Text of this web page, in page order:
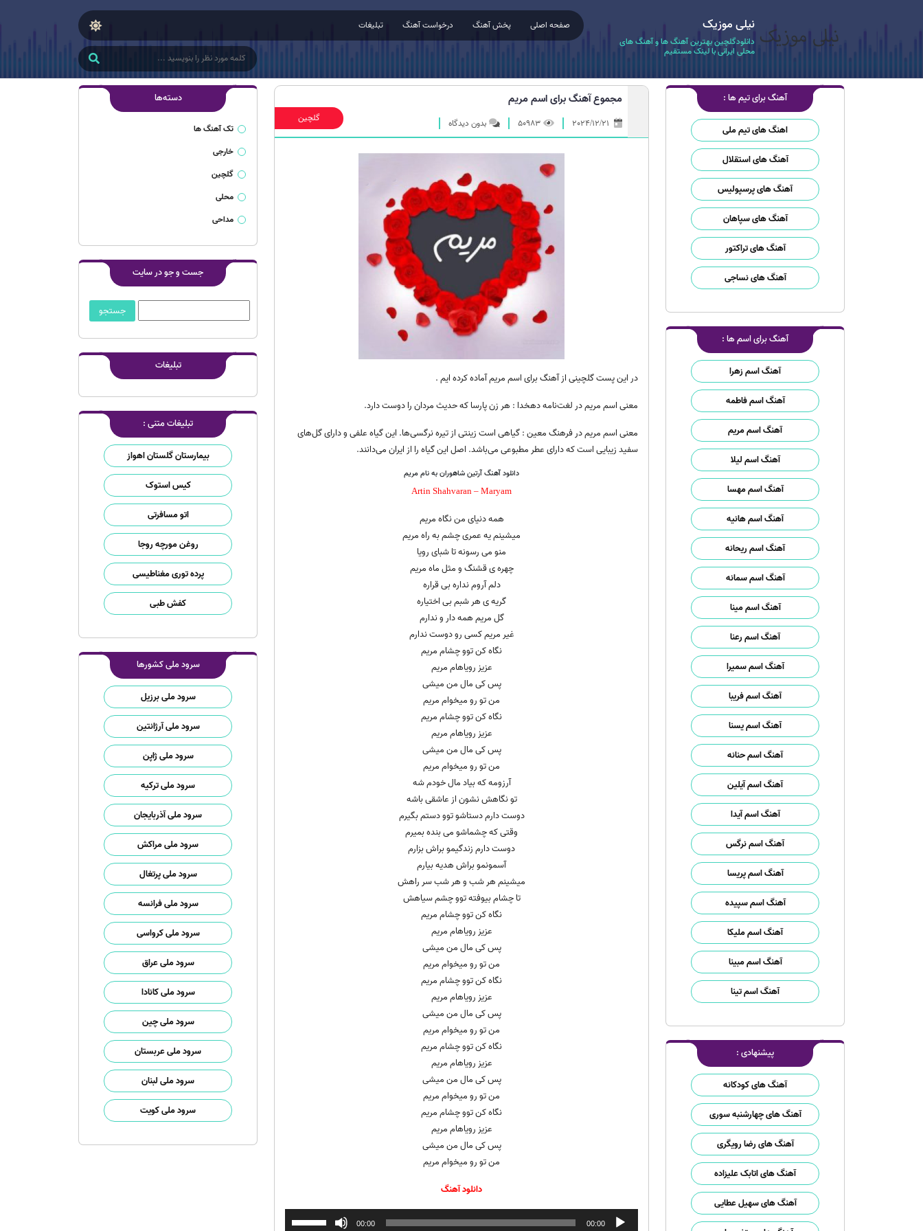
نیلی موزیک
دانلودگلچین بهترین آهنگ ها و آهنگ های
محلی ایرانی با لینک مستقیم
صفحه اصلی پخش آهنگ درخواست آهنگ تبلیغات
آهنگ برای تیم ها :
اهنگ های تیم ملی
آهنگ های استقلال
آهنگ های پرسپولیس
آهنگ های سپاهان
آهنگ های تراکتور
آهنگ های نساجی
آهنگ برای اسم ها :
آهنگ اسم زهرا
آهنگ اسم فاطمه
آهنگ اسم مریم
آهنگ اسم لیلا
آهنگ اسم مهسا
آهنگ اسم هانیه
آهنگ اسم ریحانه
آهنگ اسم سمانه
آهنگ اسم مینا
آهنگ اسم رعنا
آهنگ اسم سمیرا
آهنگ اسم فریبا
آهنگ اسم یسنا
آهنگ اسم حنانه
آهنگ اسم آیلین
آهنگ اسم آیدا
آهنگ اسم نرگس
آهنگ اسم پریسا
آهنگ اسم سپیده
آهنگ اسم ملیکا
آهنگ اسم مبینا
آهنگ اسم تینا
پیشنهادی :
آهنگ های کودکانه
آهنگ های چهارشنبه سوری
آهنگ های رضا رویگری
آهنگ های اتابک علیزاده
آهنگ های سهیل عطایی
مجموع آهنگ برای اسم مریم
50983 بدون دیدگاه گلچین
در این پست گلچینی از آهنگ برای اسم مریم آماده کرده ایم .
معنی اسم مریم در لغت‌نامه دهخدا : هر زن پارسا که حدیث مردان را دوست دارد.
معنی اسم مریم در فرهنگ معین : گیاهی است زینتی از تیره نرگسی‌ها. این گیاه علفی و دارای گل‌های
سفید زیبایی است که دارای عطر مطبوعی می‌باشد. اصل این گیاه را از ایران می‌دانند.
دانلود آهنگ آرتین شاهوران به نام مریم
Artin Shahvaran – Maryam
همه دنیای من نگاه مریم
میشینم یه عمری چشم به راه مریم
منو می رسونه تا شبای رویا
چهره ی قشنگ و مثل ماه مریم
دلم آروم نداره بی قراره
گریه ی هر شبم بی اختیاره
گل مریم همه دار و ندارم
غیر مریم کسی رو دوست ندارم
نگاه کن توو چشام مریم
عزیز رویاهام مریم
پس کی مال من میشی
من تو رو میخوام مریم
نگاه کن توو چشام مریم
عزیز رویاهام مریم
پس کی مال من میشی
من تو رو میخوام مریم
آرزومه که بیاد مال خودم شه
تو نگاهش نشون از عاشقی باشه
دوست دارم دستاشو توو دستم بگیرم
وقتی که چشماشو می بنده بمیرم
دوست دارم زندگیمو براش بزارم
آسمونمو براش هدیه بیارم
میشینم هر شب و هر شب سر راهش
تا چشام بیوفته توو چشم سیاهش
نگاه کن توو چشام مریم
عزیز رویاهام مریم
پس کی مال من میشی
من تو رو میخوام مریم
نگاه کن توو چشام مریم
عزیز رویاهام مریم
پس کی مال من میشی
من تو رو میخوام مریم
نگاه کن توو چشام مریم
عزیز رویاهام مریم
پس کی مال من میشی
من تو رو میخوام مریم
نگاه کن توو چشام مریم
عزیز رویاهام مریم
پس کی مال من میشی
من تو رو میخوام مریم
دانلود آهنگ
پخش‌کننده
00:00
00:00
دسته‌ها
تک آهنگ ها
خارجی
گلچین
محلی
مداحی
جست و جو در سایت
تبلیغات
تبلیغات متنی :
بیمارستان گلستان اهواز
کیس استوک
اتو مسافرتی
روغن مورچه روجا
پرده توری مغناطیسی
کفش طبی
سرود ملی کشورها
سرود ملی برزیل
سرود ملی آرژانتین
سرود ملی ژاپن
سرود ملی ترکیه
سرود ملی آذربایجان
سرود ملی مراکش
سرود ملی پرتغال
سرود ملی فرانسه
سرود ملی کرواسی
سرود ملی عراق
سرود ملی کانادا
سرود ملی چین
سرود ملی عربستان
سرود ملی لبنان
سرود ملی کویت